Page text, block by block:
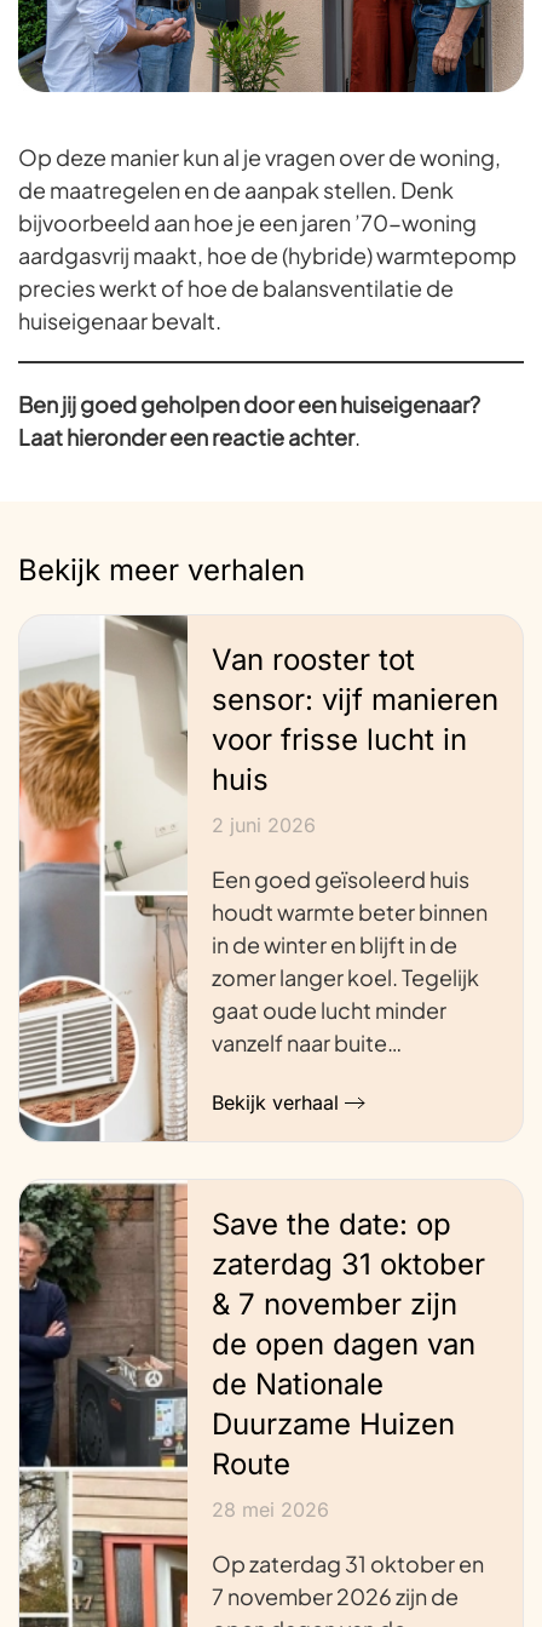
Op deze manier kun al je vragen over de woning,
de maatregelen en de aanpak stellen. Denk
bijvoorbeeld aan hoe je een jaren ’70-woning
aardgasvrij maakt, hoe de (hybride) warmtepomp
precies werkt of hoe de balansventilatie de
huiseigenaar bevalt.
Ben jij goed geholpen door een huiseigenaar?
Laat hieronder een reactie achter.
Bekijk meer verhalen
Van rooster tot
sensor: vijf manieren
voor frisse lucht in
huis
2 juni 2026
Een goed geïsoleerd huis
houdt warmte beter binnen
in de winter en blijft in de
zomer langer koel. Tegelijk
gaat oude lucht minder
vanzelf naar buite…
Bekijk verhaal
Save the date: op
zaterdag 31 oktober
& 7 november zijn
de open dagen van
de Nationale
Duurzame Huizen
Route
28 mei 2026
Op zaterdag 31 oktober en
7 november 2026 zijn de